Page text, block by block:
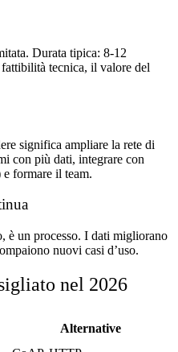
Durata tipica: 8-12
tecnica, il valore del
significa ampliare la rete di
con più dati, integrare con
formare il team.
è un processo. I dati migliorano
nuovi casi d’uso.
nel 2026
Alternative